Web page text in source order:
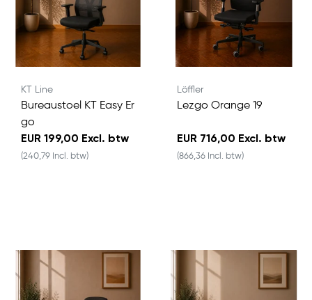
KT Line
Bureaustoel KT Easy Er
go
EUR 199,00 Excl. btw
(240,79 Incl. btw)
Löffler
Lezgo Orange 19
EUR 716,00 Excl. btw
(866,36 Incl. btw)